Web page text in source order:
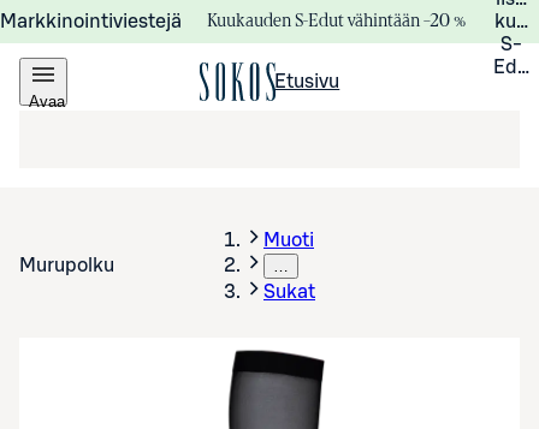
Markkinointiviestejä Kuukauden S-Edut vähintään –20 %
S-
Avaa
Etusivu
Murupolku
Muoti
…
Sukat